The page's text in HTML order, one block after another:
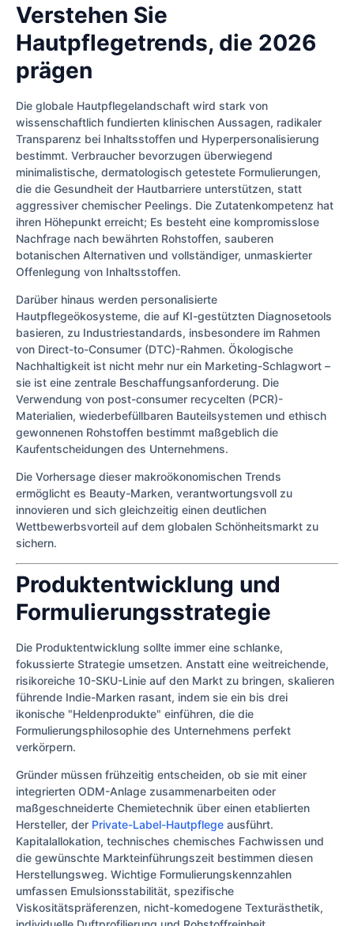
Verstehen Sie
Hautpflegetrends, die 2026
prägen
Die globale Hautpflegelandschaft wird stark von
wissenschaftlich fundierten klinischen Aussagen, radikaler
Transparenz bei Inhaltsstoffen und Hyperpersonalisierung
bestimmt. Verbraucher bevorzugen überwiegend
minimalistische, dermatologisch getestete Formulierungen,
die die Gesundheit der Hautbarriere unterstützen, statt
aggressiver chemischer Peelings. Die Zutatenkompetenz hat
ihren Höhepunkt erreicht; Es besteht eine kompromisslose
Nachfrage nach bewährten Rohstoffen, sauberen
botanischen Alternativen und vollständiger, unmaskierter
Offenlegung von Inhaltsstoffen.
Darüber hinaus werden personalisierte
Hautpflegeökosysteme, die auf KI-gestützten Diagnosetools
basieren, zu Industriestandards, insbesondere im Rahmen
von Direct-to-Consumer (DTC)-Rahmen. Ökologische
Nachhaltigkeit ist nicht mehr nur ein Marketing-Schlagwort –
sie ist eine zentrale Beschaffungsanforderung. Die
Verwendung von post-consumer recycelten (PCR)-
Materialien, wiederbefüllbaren Bauteilsystemen und ethisch
gewonnenen Rohstoffen bestimmt maßgeblich die
Kaufentscheidungen des Unternehmens.
Die Vorhersage dieser makroökonomischen Trends
ermöglicht es Beauty-Marken, verantwortungsvoll zu
innovieren und sich gleichzeitig einen deutlichen
Wettbewerbsvorteil auf dem globalen Schönheitsmarkt zu
sichern.
Produktentwicklung und
Formulierungsstrategie
Die Produktentwicklung sollte immer eine schlanke,
fokussierte Strategie umsetzen. Anstatt eine weitreichende,
risikoreiche 10-SKU-Linie auf den Markt zu bringen, skalieren
führende Indie-Marken rasant, indem sie ein bis drei
ikonische "Heldenprodukte" einführen, die die
Formulierungsphilosophie des Unternehmens perfekt
verkörpern.
Gründer müssen frühzeitig entscheiden, ob sie mit einer
integrierten ODM-Anlage zusammenarbeiten oder
maßgeschneiderte Chemietechnik über einen etablierten
Hersteller, der Private-Label-Hautpflege ausführt.
Kapitalallokation, technisches chemisches Fachwissen und
die gewünschte Markteinführungszeit bestimmen diesen
Herstellungsweg. Wichtige Formulierungskennzahlen
umfassen Emulsionsstabilität, spezifische
Viskositätspräferenzen, nicht-komedogene Texturästhetik,